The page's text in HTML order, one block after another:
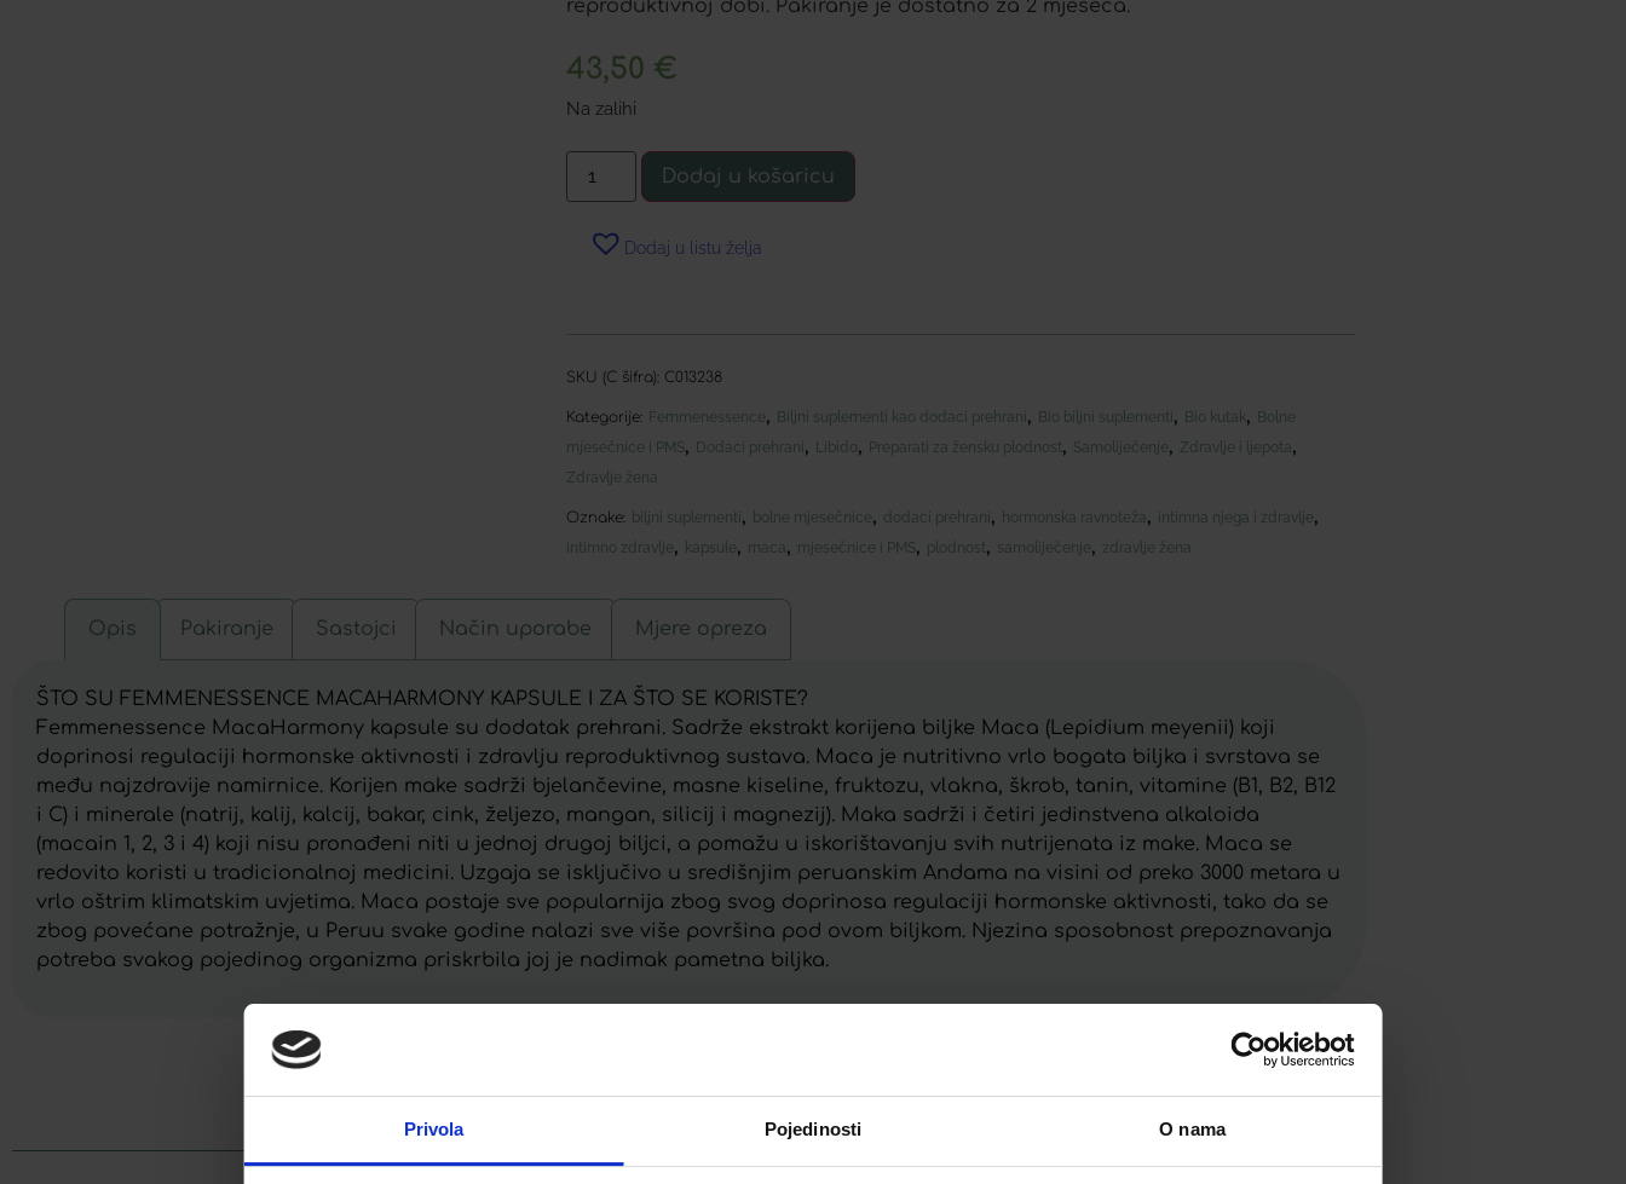
Privola Pojedinosti O nama
reproduktivnoj dobi. Pakiranje je dostatno za 2 mjeseca.
43,50 €
Na zalihi
Dodaj u košaricu
Dodaj u listu želja
SKU (C šifra): C013238
Kategorije: Femmenessence, Biljni suplementi kao dodaci prehrani, Bio biljni suplementi, Bio kutak, Bolne
mjesečnice i PMS, Dodaci prehrani, Libido, Preparati za žensku plodnost, Samoliječenje, Zdravlje i ljepota,
Zdravlje žena
Oznake: biljni suplementi, bolne mjesečnice, dodaci prehrani, hormonska ravnoteža, intimna njega i zdravlje,
intimno zdravlje, kapsule, maca, mjesečnice i PMS, plodnost, samoliječenje, zdravlje žena
Opis Pakiranje Sastojci Način uporabe Mjere opreza
ŠTO SU FEMMENESSENCE MACAHARMONY KAPSULE I ZA ŠTO SE KORISTE?
Femmenessence MacaHarmony kapsule su dodatak prehrani. Sadrže ekstrakt korijena biljke Maca (Lepidium meyenii) koji
doprinosi regulaciji hormonske aktivnosti i zdravlju reproduktivnog sustava. Maca je nutritivno vrlo bogata biljka i svrstava se
među najzdravije namirnice. Korijen make sadrži bjelančevine, masne kiseline, fruktozu, vlakna, škrob, tanin, vitamine (B1, B2, B12
i C) i minerale (natrij, kalij, kalcij, bakar, cink, željezo, mangan, silicij i magnezij). Maka sadrži i četiri jedinstvena alkaloida
(macain 1, 2, 3 i 4) koji nisu pronađeni niti u jednoj drugoj biljci, a pomažu u iskorištavanju svih nutrijenata iz make. Maca se
redovito koristi u tradicionalnoj medicini. Uzgaja se isključivo u središnjim peruanskim Andama na visini od preko 3000 metara u
vrlo oštrim klimatskim uvjetima. Maca postaje sve popularnija zbog svog doprinosa regulaciji hormonske aktivnosti, tako da se
zbog povećane potražnje, u Peruu svake godine nalazi sve više površina pod ovom biljkom. Njezina sposobnost prepoznavanja
potreba svakog pojedinog organizma priskrbila joj je nadimak pametna biljka.